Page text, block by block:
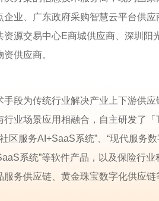
业、广东政府采购智慧云平台供应
源交易中心E商城供应商、深圳阳
供应商。
段为传统行业解决产业上下游供应
业场景应用相融合，自主研发了「
区服务AI+SaaS系统”、“现代服务
系统”等软件产品，以及保险行业
务供应链、黄金珠宝数字化供应链